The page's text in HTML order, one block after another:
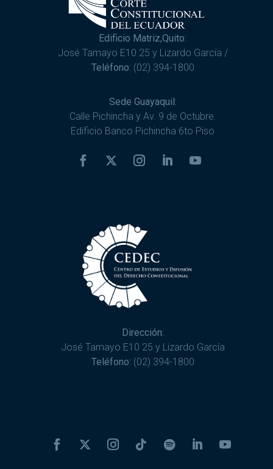
Edificio Matriz,Quito:
José Tamayo E10 25 y Lizardo García /
Teléfono: (02) 394-1800
Sede Guayaquil:
Calle Pichincha y Av. 9 de Octubre.
Edificio Banco Pichincha 6to Piso
Dirección:
José Tamayo E10 25 y Lizardo García
Teléfono: (02) 394-1800